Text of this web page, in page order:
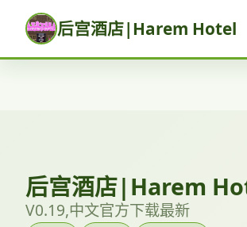
后宫酒店|Harem Hotel
后宫酒店|Harem
V0.19,中文官方下载最新